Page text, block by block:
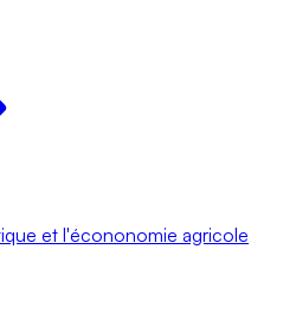
et l'écononomie agricole